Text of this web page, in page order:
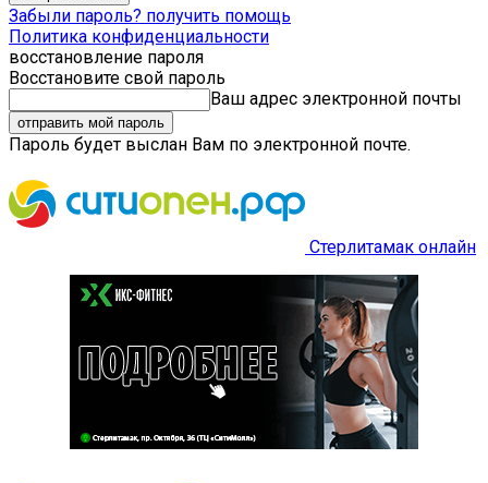
Забыли пароль? получить помощь
Политика конфиденциальности
восстановление пароля
Восстановите свой пароль
Ваш адрес электронной почты
Пароль будет выслан Вам по электронной почте.
Стерлитамак онлайн